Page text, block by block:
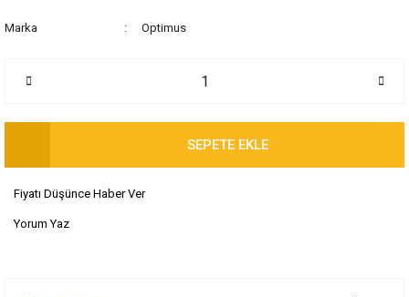
Marka Optimus
SEPETE EKLE
Fiyatı Düşünce Haber Ver
Yorum Yaz